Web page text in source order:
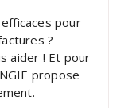
pour
?
aider ! Et pour
propose